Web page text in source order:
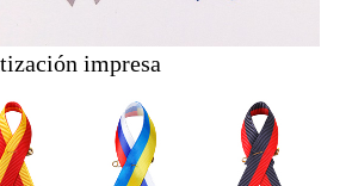
impresa